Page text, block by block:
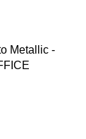
Metallic -